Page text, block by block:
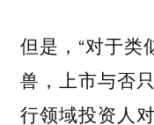
但是，“对于类
兽，上市与否
行领域投资人